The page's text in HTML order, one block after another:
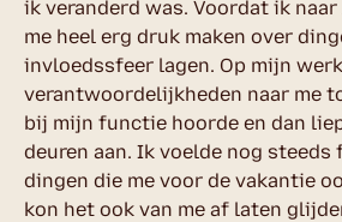
ik veranderd was. Voordat ik
me heel erg druk maken over
invloedssfeer lagen. Op mijn
verantwoordelijkheden naar me
bij mijn functie hoorde en dan
deuren aan. Ik voelde nog
dingen die me voor de vakantie
kon het ook van me af laten